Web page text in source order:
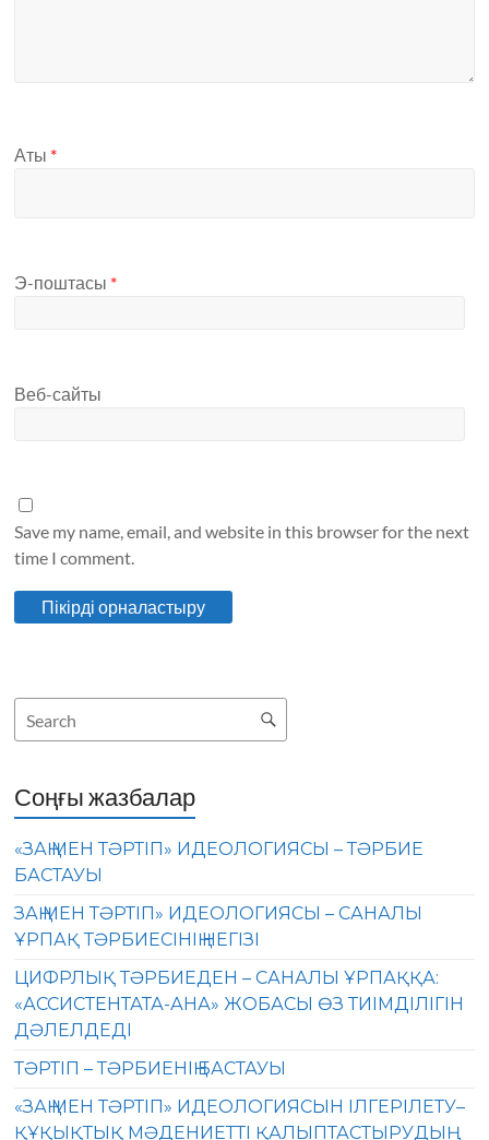
Аты *
Э-поштасы *
Веб-сайты
Save my name, email, and website in this browser for the next
time I comment.
Соңғы жазбалар
«ЗАҢ МЕН ТӘРТІП» ИДЕОЛОГИЯСЫ – ТӘРБИЕ
БАСТАУЫ
ЗАҢ МЕН ТӘРТІП» ИДЕОЛОГИЯСЫ – САНАЛЫ
ҰРПАҚ ТӘРБИЕСІНІҢ НЕГІЗІ
ЦИФРЛЫҚ ТӘРБИЕДЕН – САНАЛЫ ҰРПАҚҚА:
«АССИСТЕНТАТА-АНА» ЖОБАСЫ ӨЗ ТИІМДІЛІГІН
ДӘЛЕЛДЕДІ
ТӘРТІП – ТӘРБИЕНІҢ БАСТАУЫ
«ЗАҢ МЕН ТӘРТІП» ИДЕОЛОГИЯСЫН ІЛГЕРІЛЕТУ–
ҚҰҚЫҚТЫҚ МӘДЕНИЕТТІ ҚАЛЫПТАСТЫРУДЫҢ